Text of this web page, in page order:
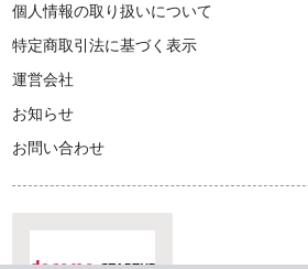
個人情報の取り扱いについて
特定商取引法に基づく表示
運営会社
お知らせ
お問い合わせ